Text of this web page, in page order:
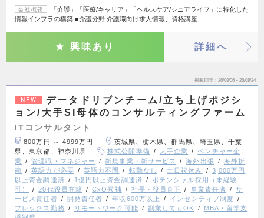
会社概要
「介護」「医療/キャリア」「ヘルスケア/シニアライフ」に特化した
情報インフラの構築 ■介護分野 介護職向け求人情報、資格講座…
興味あり 詳細へ
掲載期間 26/08/06～26/08/24
NEW
データドリブンチーム/立ち上げポジシ
ョン/大手SI母体のコンサルティングファーム
ITコンサルタント
800万円 ～ 4999万円
茨城県、栃木県、群馬県、埼玉県、千葉
県、東京都、神奈川県
株式公開準備 大手企業
ベンチャー企
業
管理職・マネジャー 新規事業・新サービス 海外出張
海外折
衝
英語力が必要 英語力不問 転勤なし 土日祝休み
3,000万円
以上資金調達済
1億円以上資金調達済
ポテンシャル採用（未経験
可）
20代役員在籍 CxO候補 社長・役員直下 事業責任者
サ
ービス責任者
開発責任者 年収600万以上
インセンティブ制度
フレックス勤務
リモートワーク可能 副業してもOK
MBA・留学支